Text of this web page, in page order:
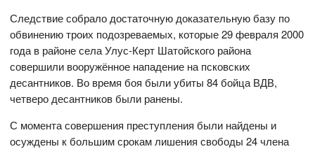
Следствие собрало достаточную доказательную базу по
обвинению троих подозреваемых, которые 29 февраля 2000
года в районе села Улус-Керт Шатойского района
совершили вооружённое нападение на псковских
десантников. Во время боя были убиты 84 бойца ВДВ,
четверо десантников были ранены.
С момента совершения преступления были найдены и
осуждены к большим срокам лишения свободы 24 члена